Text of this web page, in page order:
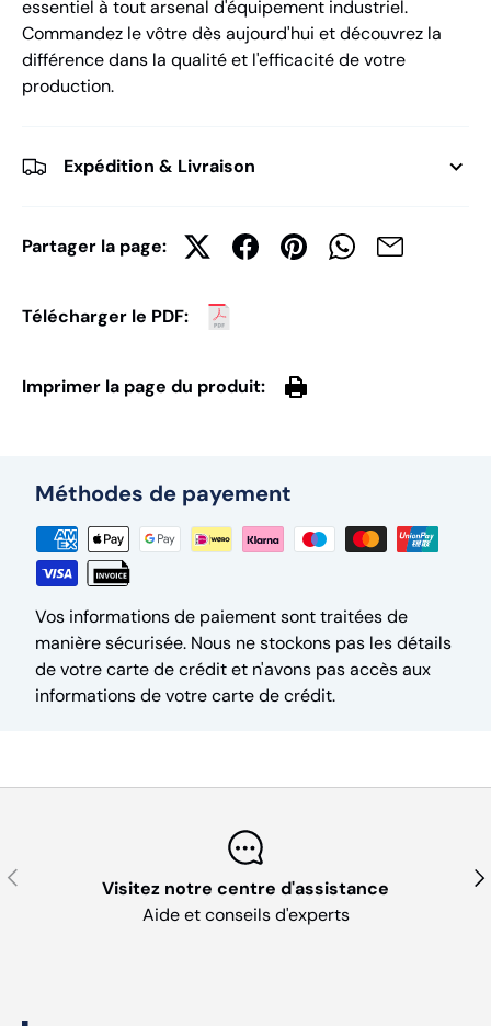
essentiel à tout arsenal d'équipement industriel.
Commandez le vôtre dès aujourd'hui et découvrez la
différence dans la qualité et l'efficacité de votre
production.
Expédition & Livraison
Partager la page:
Télécharger le PDF:
Imprimer la page du produit:
Méthodes de payement
Vos informations de paiement sont traitées de
manière sécurisée. Nous ne stockons pas les détails
de votre carte de crédit et n'avons pas accès aux
informations de votre carte de crédit.
Précédent
Visitez notre centre d'assistance
Aide et conseils d'experts